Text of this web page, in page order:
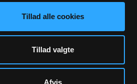
Tillad alle cookies
Tillad valgte
Afvis